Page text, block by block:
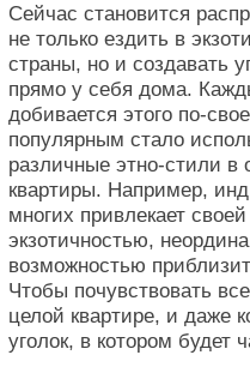
Сейчас становится
не только ездить в
страны, но и создавать
прямо у себя дома.
добивается этого по-
популярным стало
различные этно-стили
квартиры. Например,
многих привлекает своей
экзотичностью,
возможностью
Чтобы почувствовать
целой квартире, и даже
уголок, в котором будет